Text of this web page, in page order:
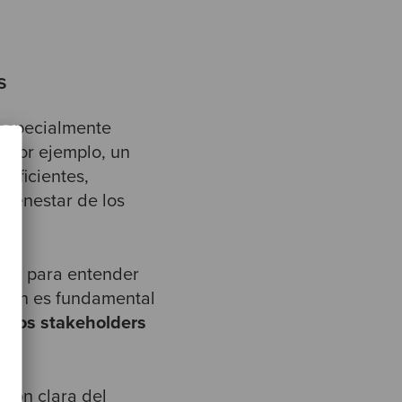
. Por ejemplo, un
eficientes,
de los
para entender
es fundamental
los stakeholders
clara del